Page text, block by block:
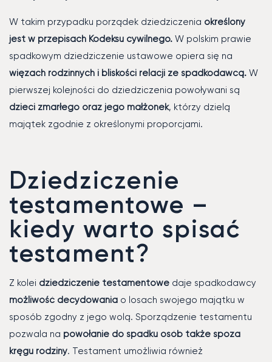
W takim przypadku porządek dziedziczenia określony
jest w przepisach Kodeksu cywilnego. W polskim prawie
spadkowym dziedziczenie ustawowe opiera się na
więzach rodzinnych i bliskości relacji ze spadkodawcą. W
pierwszej kolejności do dziedziczenia powoływani są
dzieci zmarłego oraz jego małżonek, którzy dzielą
majątek zgodnie z określonymi proporcjami.
Dziedziczenie
testamentowe –
kiedy warto spisać
testament?
Z kolei dziedziczenie testamentowe daje spadkodawcy
możliwość decydowania o losach swojego majątku w
sposób zgodny z jego wolą. Sporządzenie testamentu
pozwala na powołanie do spadku osób także spoza
kręgu rodziny. Testament umożliwia również